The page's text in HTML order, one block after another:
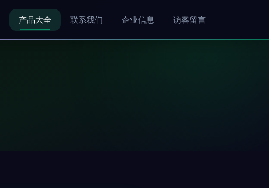
产品大全 联系我们 企业信息 访客留言